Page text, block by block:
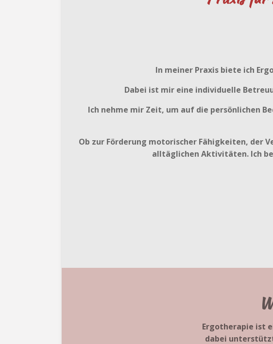
In meiner Praxis biete ich
Dabei ist mir eine individuelle
Ich nehme mir Zeit, um auf die persönlichen
Ob zur Förderung motorischer Fähigkeiten, der
alltäglichen Aktivitäten. Ich
Ergotherapie ist
dabei